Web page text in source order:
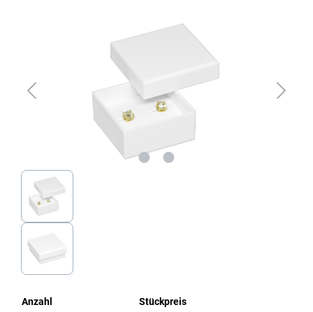
Anzahl Stückpreis